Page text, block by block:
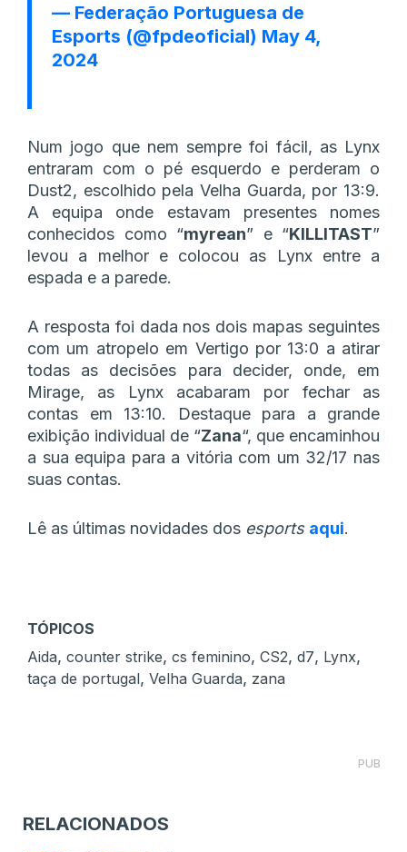
— Federação Portuguesa de
Esports (@fpdeoficial) May 4,
2024
Num jogo que nem sempre foi fácil, as Lynx
entraram com o pé esquerdo e perderam o
Dust2, escolhido pela Velha Guarda, por 13:9.
A equipa onde estavam presentes nomes
conhecidos como “myrean” e “KILLITAST”
levou a melhor e colocou as Lynx entre a
espada e a parede.
A resposta foi dada nos dois mapas seguintes
com um atropelo em Vertigo por 13:0 a atirar
todas as decisões para decider, onde, em
Mirage, as Lynx acabaram por fechar as
contas em 13:10. Destaque para a grande
exibição individual de “Zana“, que encaminhou
a sua equipa para a vitória com um 32/17 nas
suas contas.
Lê as últimas novidades dos esports aqui.
TÓPICOS
Aida, counter strike, cs feminino, CS2, d7, Lynx,
taça de portugal, Velha Guarda, zana
PUB
RELACIONADOS